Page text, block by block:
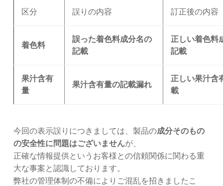
区分 誤りの内容 訂正後の内容
着色料
誤った着色料成分名の
記載
正しい着色料
記載
果汁含有
量
果汁含有量の記載漏れ
正しい果汁含
載
今回の表示誤りにつきましては、製品の成分そのもの
の安全性に問題はございませんが、
正確な情報提供というお客様との信頼関係に関わる重
大な事案と認識しております。
弊社の管理体制の不備によりご混乱を招きましたこ